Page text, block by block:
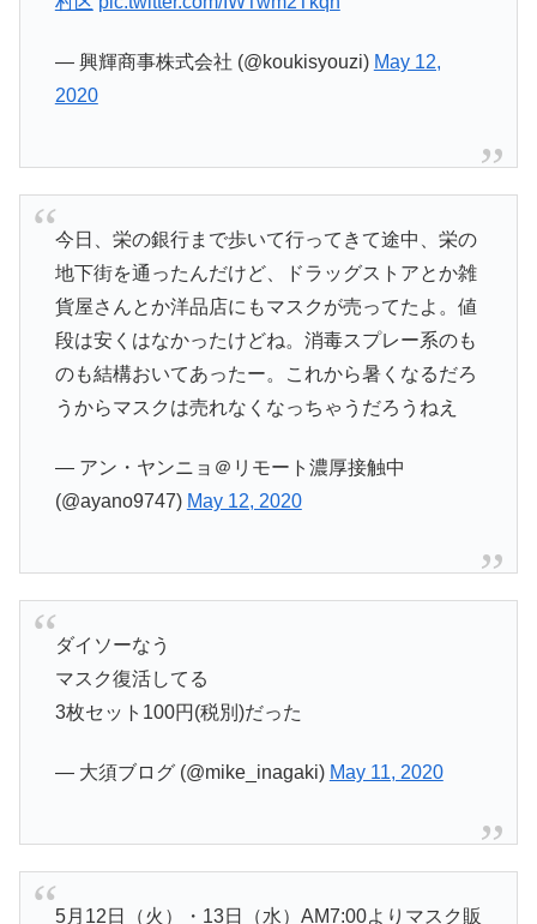
— 興輝商事株式会社 (@koukisyouzi) May 12,
2020
今日、栄の銀行まで歩いて行ってきて途中、栄の
地下街を通ったんだけど、ドラッグストアとか雑
貨屋さんとか洋品店にもマスクが売ってたよ。値
段は安くはなかったけどね。消毒スプレー系のも
のも結構おいてあったー。これから暑くなるだろ
うからマスクは売れなくなっちゃうだろうねえ
— アン・ヤンニョ＠リモート濃厚接触中
(@ayano9747) May 12, 2020
ダイソーなう
マスク復活してる
3枚セット100円(税別)だった
— 大須ブログ (@mike_inagaki) May 11, 2020
5月12日（火）・13日（水）AM7:00よりマスク販